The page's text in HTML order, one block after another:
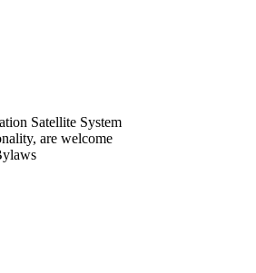
Satellite System
are welcome